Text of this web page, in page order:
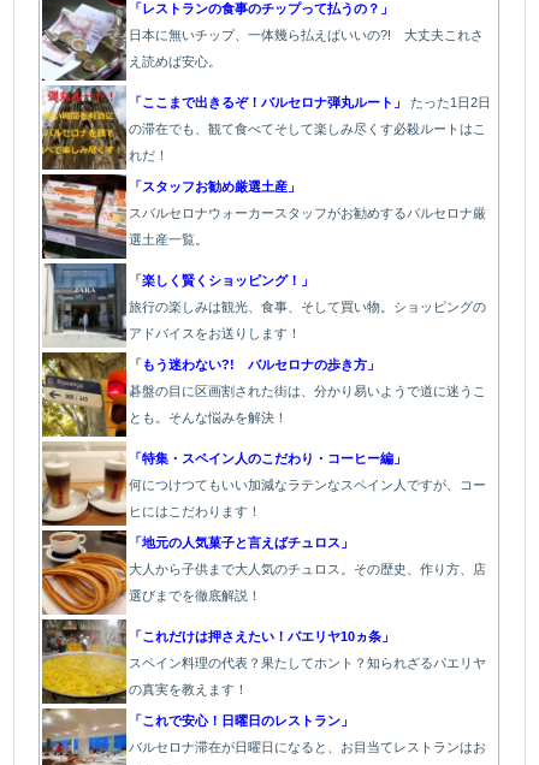
「レストランの食事のチップって払うの？」
日本に無いチップ、一体幾ら払えばいいの?! 大丈夫これさ
え読めば安心。
「ここまで出きるぞ！バルセロナ弾丸ルート」 たった1日2日
の滞在でも、観て食べてそして楽しみ尽くす必殺ルートはこ
れだ！
「スタッフお勧め厳選土産」
スバルセロナウォーカースタッフがお勧めするバルセロナ厳
選土産一覧。
「楽しく賢くショッピング！」
旅行の楽しみは観光、食事、そして買い物。ショッピングの
アドバイスをお送りします！
「 もう迷わない?! バルセロナの歩き方」
碁盤の目に区画割された街は、分かり易いようで道に迷うこ
とも。そんな悩みを解決！
「特集・スペイン人のこだわり・コーヒー編」
何につけつてもいい加減なラテンなスペイン人ですが、コー
ヒにはこだわります ！
「地元の人気菓子と言えばチュロス」
大人から子供まで大人気のチュロス。その歴史、作り方、店
選びまでを徹底解説！
「これだけは押さえたい！パエリヤ10ヵ条」
スペイン料理の代表？果たしてホント？知られざるパエリヤ
の真実を教えます！
「これで安心！日曜日のレストラン」
バルセロナ滞在が日曜日になると、お目当てレストランはお